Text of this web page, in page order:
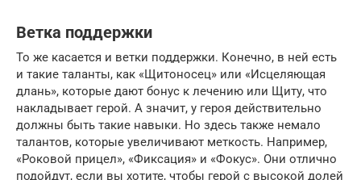
Ветка поддержки
То же касается и ветки поддержки. Конечно, в ней есть
и такие таланты, как «Щитоносец» или «Исцеляющая
длань», которые дают бонус к лечению или Щиту, что
накладывает герой. А значит, у героя действительно
должны быть такие навыки. Но здесь также немало
талантов, которые увеличивают меткость. Например,
«Роковой прицел», «Фиксация» и «Фокус». Они отлично
подойдут, если вы хотите, чтобы герой с высокой долей